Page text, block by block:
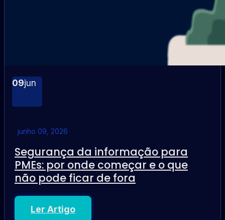
09jun
junho 09, 2026
Segurança da informação para
PMEs: por onde começar e o que
não pode ficar de fora
Ler Artigo